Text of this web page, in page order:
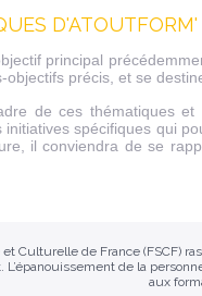
D'ATOUTFORM'
principal
objectifs précis, et se
de ces thématiques
spécifiques qui
il conviendra de se
et Culturelle de France (FSCF)
L’épanouissement de la
aux